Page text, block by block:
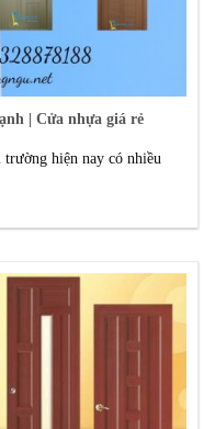
| Cửa nhựa giá rẻ
hiện nay có nhiều